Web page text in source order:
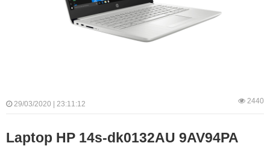
29/03/2020 | 23:11:12 2440
Laptop HP 14s-dk0132AU 9AV94PA